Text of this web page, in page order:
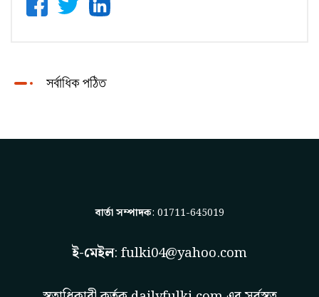
সর্বাধিক পঠিত
বার্তা সম্পাদক: 01711-645019
ই-মেইল: fulki04@yahoo.com